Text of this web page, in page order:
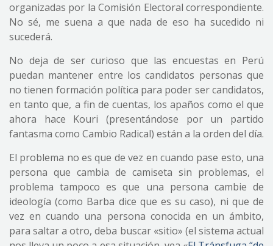
organizadas por la Comisión Electoral correspondiente.
No sé, me suena a que nada de eso ha sucedido ni
sucederá.
No deja de ser curioso que las encuestas en Perú
puedan mantener entre los candidatos personas que
no tienen formación política para poder ser candidatos,
en tanto que, a fin de cuentas, los apaños como el que
ahora hace Kouri (presentándose por un partido
fantasma como Cambio Radical) están a la orden del día.
El problema no es que de vez en cuando pase esto, una
persona que cambia de camiseta sin problemas, el
problema tampoco es que una persona cambie de
ideología (como Barba dice que es su caso), ni que de
vez en cuando una persona conocida en un ámbito,
para saltar a otro, deba buscar «sitio» (el sistema actual